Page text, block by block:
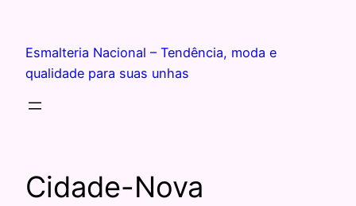
Esmalteria Nacional – Tendência, moda e
qualidade para suas unhas
Cidade-Nova